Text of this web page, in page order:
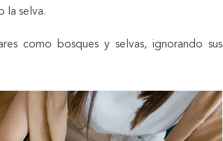
la selva.
como bosques y selvas, ignorando sus